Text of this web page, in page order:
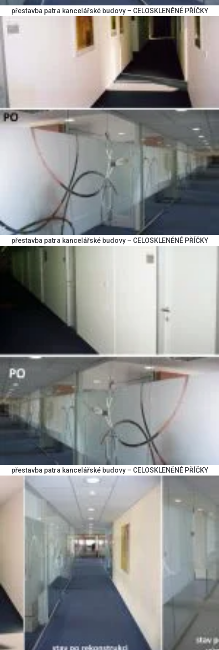
přestavba patra kancelářské budovy – CELOSKLENĚNÉ PŘÍČKY
přestavba patra kancelářské budovy – CELOSKLENĚNÉ PŘÍČKY
přestavba patra kancelářské budovy – CELOSKLENĚNÉ PŘÍČKY